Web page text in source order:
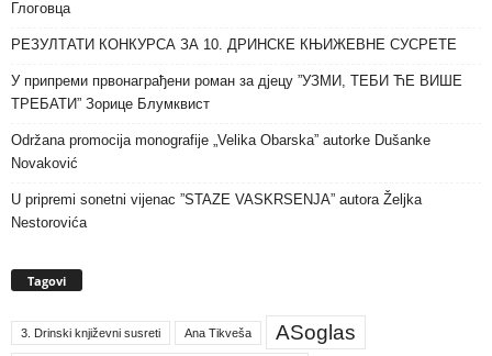
Глоговца
РЕЗУЛТАТИ КОНКУРСА ЗА 10. ДРИНСКЕ КЊИЖЕВНЕ СУСРЕТЕ
У припреми првонаграђени роман за дјецу ”УЗМИ, ТЕБИ ЋЕ ВИШЕ
ТРЕБАТИ” Зорице Блумквист
Održana promocija monografije „Velika Obarska” autorke Dušanke
Novaković
U pripremi sonetni vijenac ”STAZE VASKRSENJA” autora Željka
Nestorovića
Tagovi
3. Drinski književni susreti Ana Tikveša ASoglas